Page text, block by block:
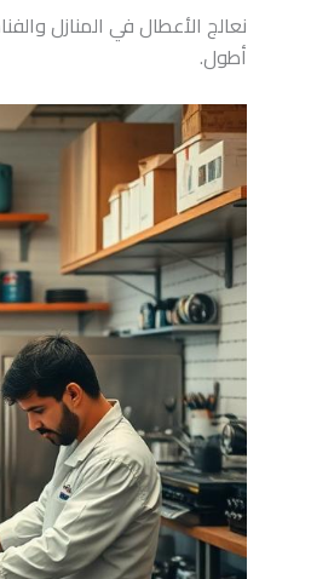
نعالج الأعطال في المنازل
أطول.